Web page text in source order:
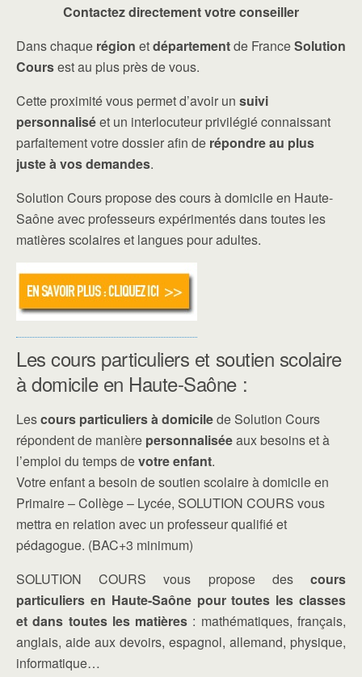
Contactez directement votre conseiller
Dans chaque région etdépartementde FranceSolution
Coursest au plus près de vous.
Cette proximité vous permet d’avoir un suivi
personnaliséet un interlocuteur privilégié connaissant
parfaitement votre dossier afin de répondre au plus
juste à vos demandes.
Solution Cours propose des cours à domicile en Haute-
Saône avec professeurs expérimentés dans toutes les
matières scolaires et langues pour adultes.
Les cours particuliers et soutien scolaire
à domicile en Haute-Saône :
Lescours particuliers à domicilede Solution Cours
répondent de manière personnaliséeaux besoins et à
l’emploi du temps devotre enfant.
Votre enfant a besoin de soutien scolaire à domicile en
Primaire – Collège – Lycée, SOLUTION COURS vous
mettra en relation avec un professeur qualifié et
pédagogue. (BAC+3 minimum)
SOLUTION COURS vous propose des cours
particuliers en Haute-Saône pour toutes les classes
et dans toutes les matières : mathématiques, français,
anglais, aide aux devoirs, espagnol, allemand, physique,
informatique…